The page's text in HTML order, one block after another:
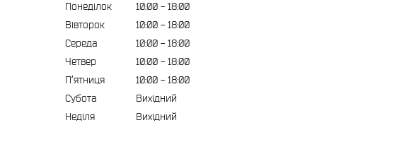
Понеділок 10:00
18:00
Вівторок
10:00
18:00
Середа
10:00
18:00
Четвер
10:00
18:00
Пʼятниця
10:00
18:00
Субота
Вихідний
Неділя
Вихідний